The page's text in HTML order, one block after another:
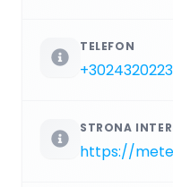
TELEFON
STRONA